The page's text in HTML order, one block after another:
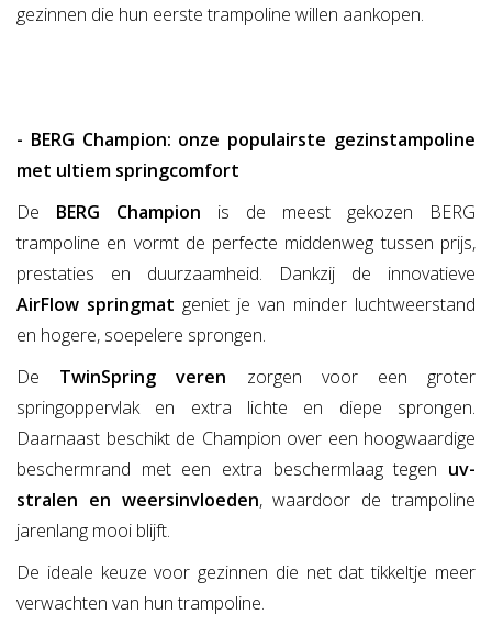
gezinnen die hun eerste trampoline willen aankopen.
- BERG Champion: onze populairste gezinstampoline
met ultiem springcomfort
De BERG Champion is de meest gekozen BERG
trampoline en vormt de perfecte middenweg tussen prijs,
prestaties en duurzaamheid. Dankzij de innovatieve
AirFlow springmat geniet je van minder luchtweerstand
en hogere, soepelere sprongen.
De TwinSpring veren zorgen voor een groter
springoppervlak en extra lichte en diepe sprongen.
Daarnaast beschikt de Champion over een hoogwaardige
beschermrand met een extra beschermlaag tegen uv-
stralen en weersinvloeden, waardoor de trampoline
jarenlang mooi blijft.
De ideale keuze voor gezinnen die net dat tikkeltje meer
verwachten van hun trampoline.